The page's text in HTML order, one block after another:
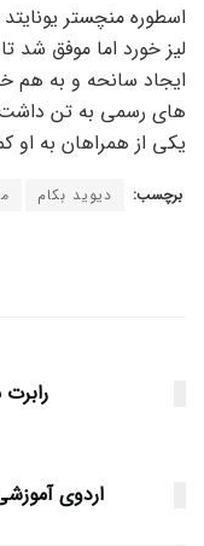
اسطوره منچستر
لیز خورد اما موفق شد
ایجاد سانحه و به هم
های رسمی به تن داشت
یکی از همراهان به او
برچسب: دیوید بکام
اردوی